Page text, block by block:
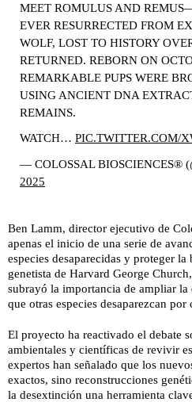
MEET ROMULUS AND
EVER RESURRECTED FROM
WOLF, LOST TO HISTORY
RETURNED. REBORN ON
REMARKABLE PUPS WERE
USING ANCIENT DNA
REMAINS.
WATCH… PIC.TWITTER.COM/
— COLOSSAL BIOSCIENCES®
2025
Ben Lamm, director ejecutivo de
apenas el inicio de una serie de
especies desaparecidas y proteger
genetista de Harvard George
subrayó la importancia de ampliar la
que otras especies desaparezcan por
El proyecto ha reactivado el debate
ambientales y científicas de revivir
expertos han señalado que los
exactos, sino reconstrucciones
la desextinción una herramienta